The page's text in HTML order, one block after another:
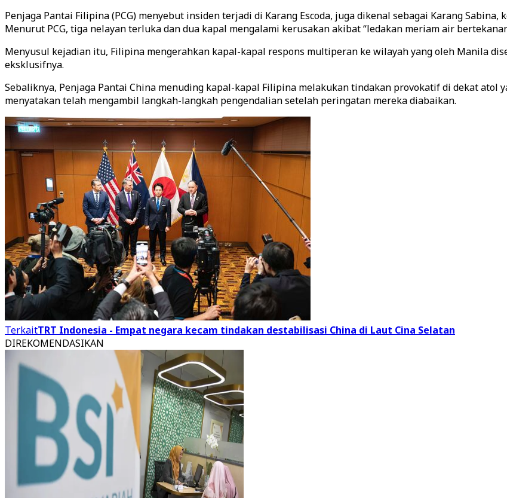
Penjaga Pantai Filipina (PCG) menyebut insiden terjadi di Karang Escoda, juga dikenal sebagai Karang
Menurut PCG, tiga nelayan terluka dan dua kapal mengalami kerusakan akibat “ledakan meriam air
Menyusul kejadian itu, Filipina mengerahkan kapal-kapal respons multiperan ke wilayah yang oleh Manila
eksklusifnya.
Sebaliknya, Penjaga Pantai China menuding kapal-kapal Filipina melakukan tindakan provokatif di dekat atol
menyatakan telah mengambil langkah-langkah pengendalian setelah peringatan mereka diabaikan.
TerkaitTRT Indonesia - Empat negara kecam tindakan destabilisasi China di Laut Cina Selatan
DIREKOMENDASIKAN